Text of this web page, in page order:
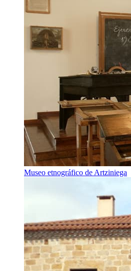
Museo etnográfico de Artziniega